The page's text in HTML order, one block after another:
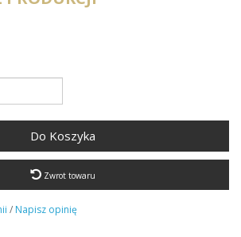
Do Koszyka
Zwrot towaru
/ Napisz opinię